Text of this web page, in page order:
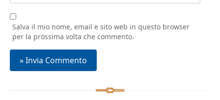
Salva il mio nome, email e sito web in questo browser
per la prossima volta che commento.